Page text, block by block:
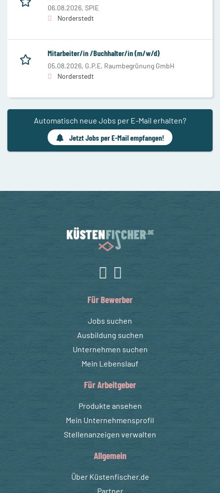
06.08.2026, SPIE
Norderstedt
Mitarbeiter/in /Buchhalter/in (m/w/d)
05.08.2026, G.P.E. Raumbegrünung GmbH
Norderstedt
Automatisch neue Jobs per E-Mail erhalten?
Jetzt Jobs per E-Mail empfangen!
Für Bewerber
Jobs suchen
Ausbildung suchen
Unternehmen suchen
Mein Lebenslauf
Für Arbeitgeber
Produkte ansehen
Mein Unternehmensprofil
Stellenanzeigen verwalten
Allgemein
Über Küstenfischer.de
Partner